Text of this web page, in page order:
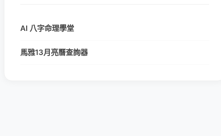
AI 八字命理學堂
馬雅13月亮曆查詢器